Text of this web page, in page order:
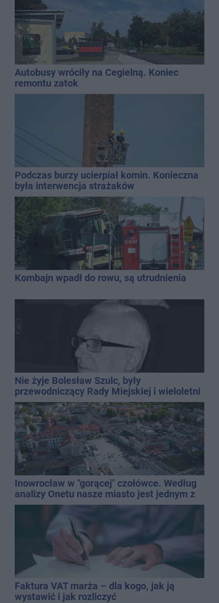
Autobusy wróciły na Cegielną. Koniec
remontu zatok
Podczas burzy ucierpiał komin. Konieczna
była interwencja strażaków
Kombajn wpadł do rowu, są utrudnienia
Nie żyje Bolesław Szulc, były
przewodniczący Rady Miejskiej i wieloletni
dyrektor SP 14
Inowrocław w "gorącej" czołówce. Według
analizy Onetu nasze miasto jest jednym z
najbardziej narażonych na upały
Faktura VAT marża – dla kogo, jak ją
wystawić i jak rozliczyć